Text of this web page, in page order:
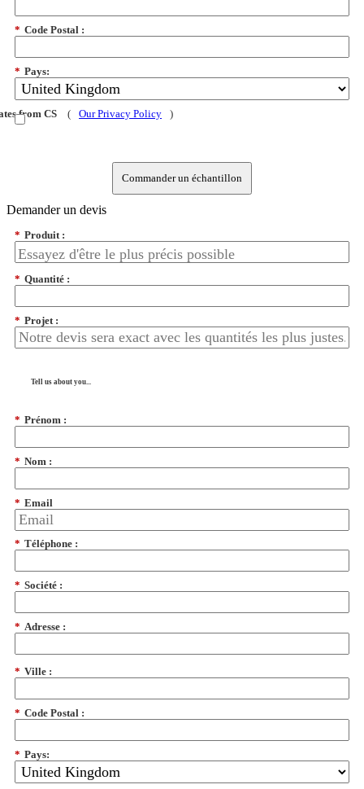
* Code Postal :
* Pays:
from CS ( Our Privacy Policy )
Commander un échantillon
Demander un devis
* Produit :
* Quantité :
* Projet :
Tell us about you...
* Prénom :
* Nom :
* Email
* Téléphone :
* Société :
* Adresse :
* Ville :
* Code Postal :
* Pays: